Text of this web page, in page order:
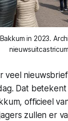
in 2023.
veel
Dat
officieel
zullen er